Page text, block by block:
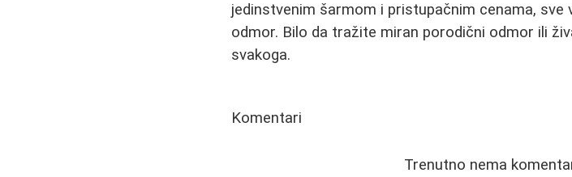
jedinstvenim šarmom i pristupačnim cenama,
odmor. Bilo da tražite miran porodični odmor ili
svakoga.
Komentari
Trenutno nema